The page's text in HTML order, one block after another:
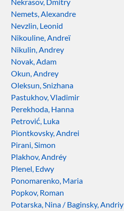
Nemets, Alexandre
Nevzlin, Leonid
Nikouline, Andreï
Nikulin, Andrey
Novak, Adam
Okun, Andrey
Oleksun, Snizhana
Pastukhov, Vladimir
Perekhoda, Hanna
Petrović, Luka
Piontkovsky, Andrei
Pirani, Simon
Plakhov, Andréy
Plenel, Edwy
Ponomarenko, Maria
Popkov, Roman
Potarska, Nina / Baginsky, Andriy